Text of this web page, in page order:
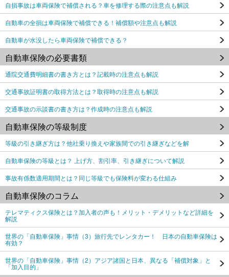
自損事故は車両保険で補償される？車を修理する際の注意点も解説
自動車の全損は車両保険で補償できる！補償額や注意点も解説
自動車が水没したら車両保険で補償できる？
自動車保険の必要書類
通院交通費明細書の書き方とは？記載時の注意点も解説
交通事故証明書の取得方法とは？取得時の注意点も解説
交通事故の示談書の書き方は？作成時の注意点も解説
自動車保険の等級制度
等級の引き継ぎ方は？他社乗り換えや家族間での引き継ぎなどを解
自動車保険の等級とは？ 上げ方、割引率、引き継ぎについて解説
事故有係数適用期間とは？同じ等級でも保険料が変わる仕組み
自動車保険のコラム
テレマティクス保険とは？加入者の声も！メリット・デメリットなど詳細を
解説
世界の「自動車保険」事情（3）旅行先でレンタカー！ 日本の自動車保険は
有効？
世界の「自動車保険」事情（2）アジア諸国と日本、異なる「補償対象」と
「加入目的」